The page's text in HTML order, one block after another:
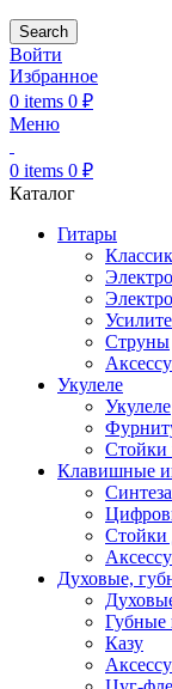
Search
Войти
Избранное
0 items 0 ₽
Меню
0 items 0 ₽
Каталог
Гитары
Струны
Укулеле
Укулеле
Стойки
Клавишные
Стойки
Духовые,
Губные
Казу